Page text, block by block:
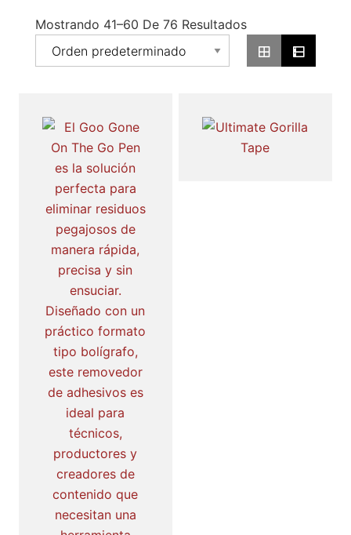
Mostrando 41–60 De 76 Resultados